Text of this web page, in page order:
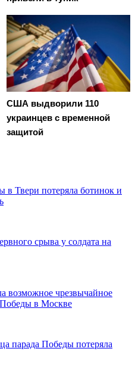
США выдворили 110
украинцев с временной
защитой
в Твери потеряла ботинок и
срыва у солдата на
чрезвычайное
в Москве
парада Победы потеряла